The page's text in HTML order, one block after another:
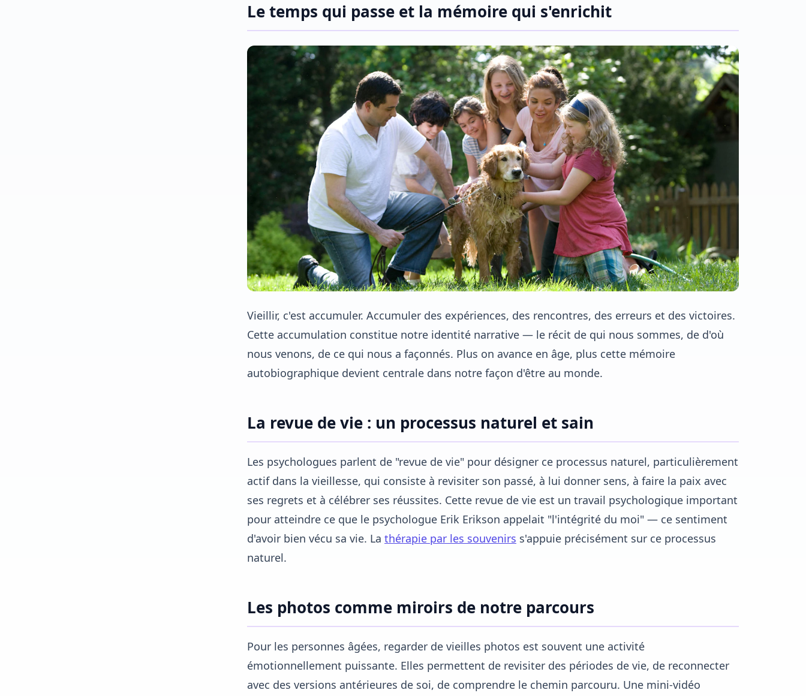
Le temps qui passe et la mémoire qui s'enrichit
Vieillir, c'est accumuler. Accumuler des expériences, des rencontres, des erreurs et des victoires.
Cette accumulation constitue notre identité narrative — le récit de qui nous sommes, de d'où
nous venons, de ce qui nous a façonnés. Plus on avance en âge, plus cette mémoire
autobiographique devient centrale dans notre façon d'être au monde.
La revue de vie : un processus naturel et sain
Les psychologues parlent de "revue de vie" pour désigner ce processus naturel, particulièrement
actif dans la vieillesse, qui consiste à revisiter son passé, à lui donner sens, à faire la paix avec
ses regrets et à célébrer ses réussites. Cette revue de vie est un travail psychologique important
pour atteindre ce que le psychologue Erik Erikson appelait "l'intégrité du moi" — ce sentiment
d'avoir bien vécu sa vie. La thérapie par les souvenirs s'appuie précisément sur ce processus
naturel.
Les photos comme miroirs de notre parcours
Pour les personnes âgées, regarder de vieilles photos est souvent une activité
émotionnellement puissante. Elles permettent de revisiter des périodes de vie, de reconnecter
avec des versions antérieures de soi, de comprendre le chemin parcouru. Une mini-vidéo